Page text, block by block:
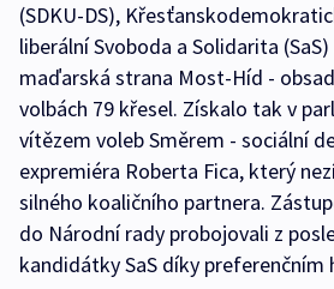
(SDKU-DS),
liberální Svoboda a Solidarita
maďarská strana Most-Híd -
volbách 79 křesel. Získalo tak v
vítězem voleb Směrem - sociální
expremiéra Roberta Fica, který
silného koaličního partnera.
do Národní rady probojovali z
kandidátky SaS díky preferenčním